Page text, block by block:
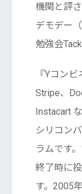
機関と評
デモデー
勉強会
『Yコン
Stripe、
Instacart
シリコン
ラムです
終了時に
す。2005